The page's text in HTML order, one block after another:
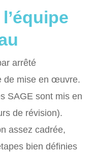
arrêté
de mise en œuvre.
SAGE sont mis en
de révision).
assez cadrée,
bien définies